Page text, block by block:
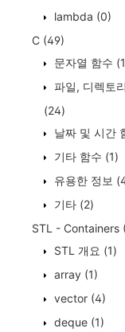
lambda (0)
C (49)
문자열 함수
파일, 디렉토
(24)
날짜 및 시간
기타 함수 (1)
유용한 정보
기타 (2)
STL - Containers
STL 개요 (1)
array (1)
vector (4)
deque (1)